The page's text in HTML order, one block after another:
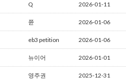
Q 2026-01-11
쮼 2026-01-06
eb3 petition 2026-01-06
뉴이어 2026-01-01
영주권 2025-12-31